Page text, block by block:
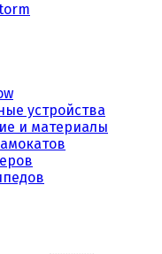
устройства
и материалы